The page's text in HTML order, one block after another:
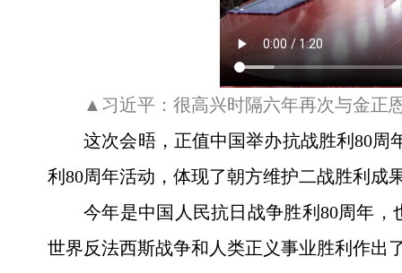
▲习近平：很高兴时隔六年再次与金正
这次会晤，正值中国举办抗战胜利80
利80周年活动，体现了朝方维护二战胜利成
今年是中国人民抗日战争胜利80周年
世界反法西斯战争和人类正义事业胜利作出